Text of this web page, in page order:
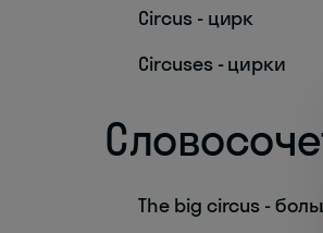
Circus - цирк
Circuses - цирки
The big circus -